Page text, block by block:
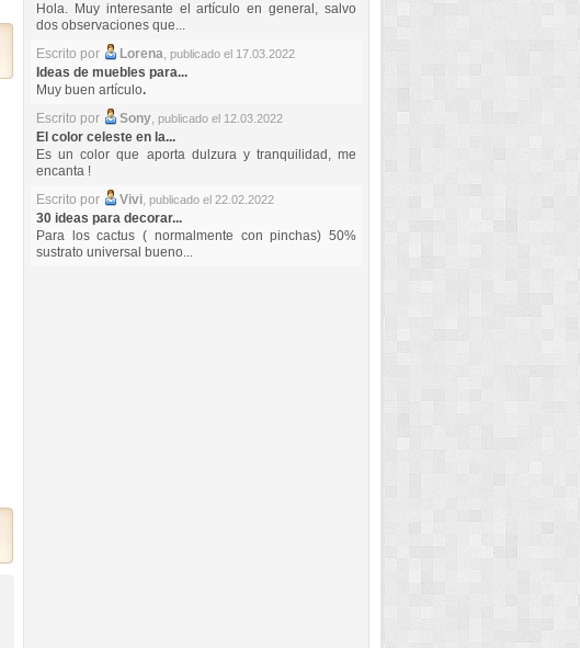
Hola. Muy interesante el artículo en general, salvo
dos observaciones que...
Escrito por
Lorena, publicado el 17.03.2022
Ideas de muebles para...
Muy buen artículo.
Escrito por
Sony, publicado el 12.03.2022
El color celeste en la...
Es un color que aporta dulzura y tranquilidad, me
encanta !
Escrito por
Vivi, publicado el 22.02.2022
30 ideas para decorar...
Para los cactus ( normalmente con pinchas) 50%
sustrato universal bueno...